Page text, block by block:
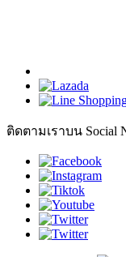
ติดตามเราบน Social